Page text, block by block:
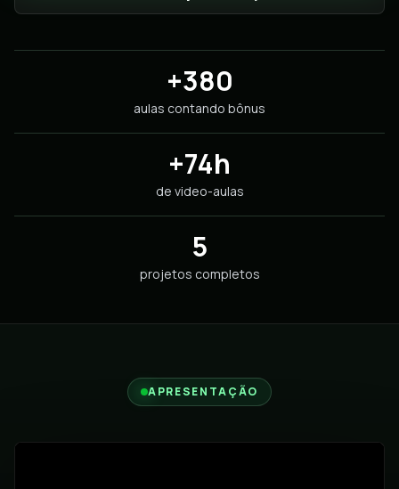
+380
aulas contando bônus
+74h
de video-aulas
5
projetos completos
APRESENTAÇÃO